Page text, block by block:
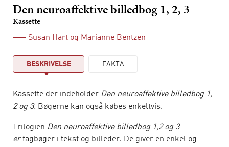
Den neuroaffektive billedbog 1, 2, 3
Kassette
Susan Hart og Marianne Bentzen
BESKRIVELSE FAKTA
Kassette der indeholder Den neuroaffektive billedbog 1,
2 og 3. Bøgerne kan også købes enkeltvis.
Trilogien Den neuroaffektive billedbog 1,2 og 3
erfagbøger i tekst og billeder. De giver en enkel og